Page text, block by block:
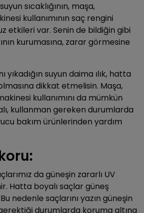
sıcaklığının, maşa,
kullanımının saç rengini
etkileri var. Senin de bildiğin gibi
kurumasına, zarar görmesine
yıkadığın suyun daima ılık, hatta
dikkat etmelisin. Maşa,
kullanımını da mümkün
kullanman gereken durumlarda
bakım ürünlerinden yardım
da güneşin zararlı UV
Hatta boyalı saçlar güneş
nedenle saçlarını yazın güneşin
durumlarda koruma altına